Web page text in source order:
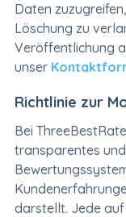
Daten
Löschung zu
Veröffentlichung
unser
Richtlinie zur
Bei
transparentes
darstellt. Jede